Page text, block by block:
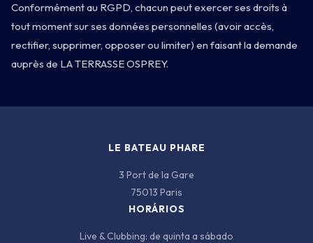
Conformément au RGPD, chacun peut exercer ses droits à
tout moment sur ses données personnelles (avoir accès,
rectifier, supprimer, opposer ou limiter) en faisant la demande
auprès de LA TERRASSE OSPREY.
LE BATEAU PHARE
3 Port de la Gare
75013 Paris
HORÁRIOS
Live & Clubbing: de quinta a sábado